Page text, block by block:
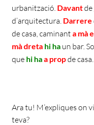
urbanització. Davantde
d’arquitectura. Darrere
de casa, caminant a mà
mà dreta hi ha un bar.
que hi haa propde casa.
Ara tu! M’expliques on
teva?